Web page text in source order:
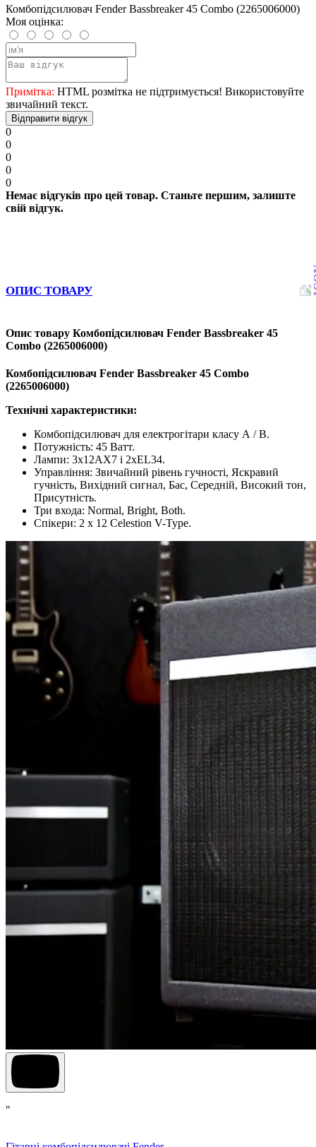
Комбопідсилювач Fender Bassbreaker 45 Combo (2265006000)
Моя оцінка:
Примітка: HTML розмітка не підтримується! Використовуйте
звичайний текст.
Відправити відгук
0
0
0
0
0
Немає відгуків про цей товар. Станьте першим, залиште
свій відгук.
ОПИС ТОВАРУ
Опис товару Комбопідсилювач Fender Bassbreaker 45
Combo (2265006000)
Комбопідсилювач Fender Bassbreaker 45 Combo
(2265006000)
Технічні характеристики:
Комбопідсилювач для електрогітари класу А / B.
Потужність: 45 Ватт.
Лампи: 3х12АХ7 і 2хEL34.
Управління: Звичайний рівень гучності, Яскравий
гучність, Вихідний сигнал, Бас, Середній, Високий тон,
Присутність.
Три входа: Normal, Bright, Both.
Спікери: 2 х 12 Celestion V-Type.
"